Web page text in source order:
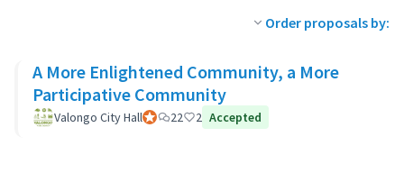
Order proposals by:
A More Enlightened Community, a More
Participative Community
Valongo City HallOfficial participant
22 2 Accepted